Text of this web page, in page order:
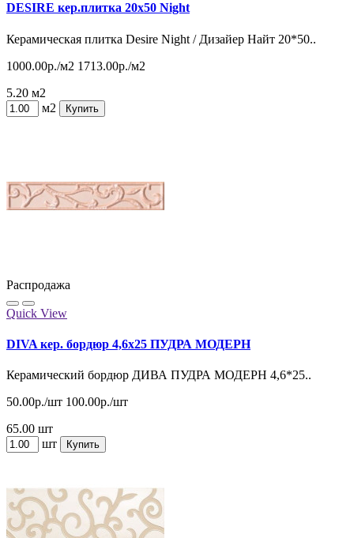
DESIRE кер.плитка 20x50 Night
Керамическая плитка Desire Night / Дизайер Найт 20*50..
1000.00р./м2 1713.00р./м2
5.20 м2
м2
Купить
Распродажа
Quick View
DIVA кер. бордюр 4,6x25 ПУДРА МОДЕРН
Керамический бордюр ДИВА ПУДРА МОДЕРН 4,6*25..
50.00р./шт 100.00р./шт
65.00 шт
шт
Купить